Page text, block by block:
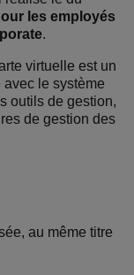
les employés
.
virtuelle est un
le système
outils de gestion,
de gestion des
au même titre